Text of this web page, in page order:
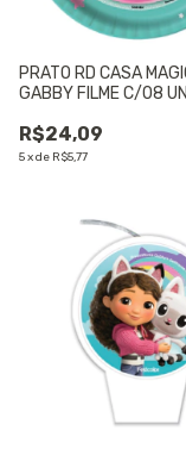
PRATO RD CASA
GABBY FILME C/08
R$24,09
5xde R$5,77